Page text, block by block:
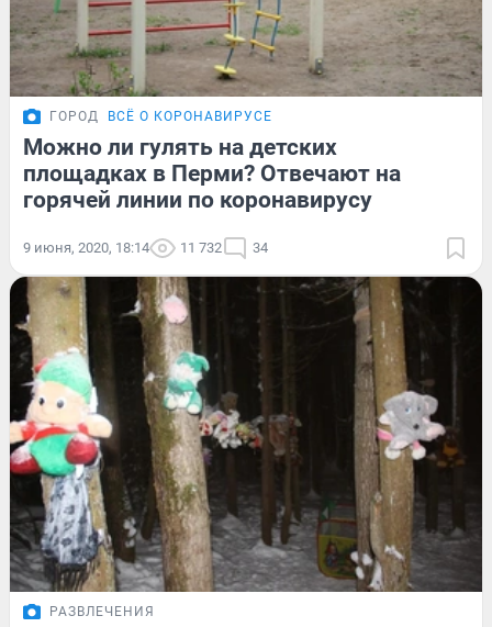
ГОРОД ВСЁ О КОРОНАВИРУСЕ
Можно ли гулять на детских
площадках в Перми? Отвечают на
горячей линии по коронавирусу
9 июня, 2020, 18:14 11 732 34
РАЗВЛЕЧЕНИЯ